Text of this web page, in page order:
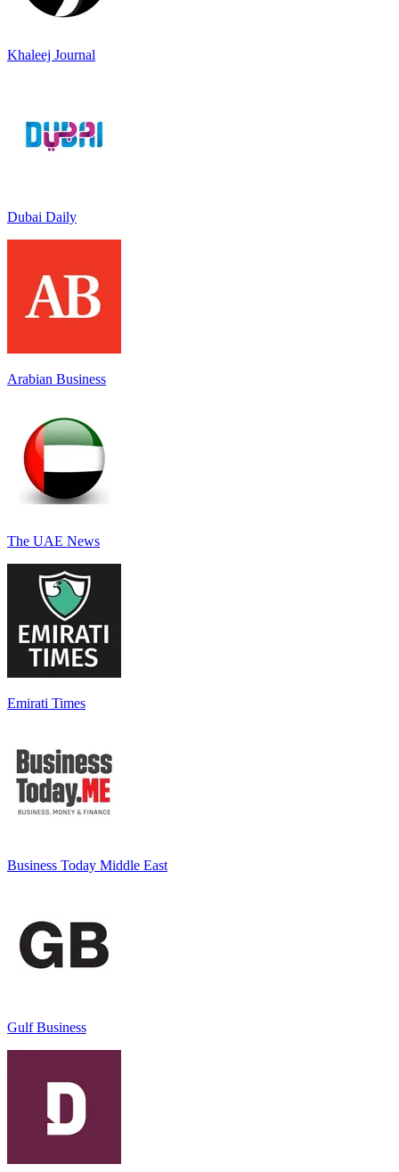
Khaleej Journal
Dubai Daily
Arabian Business
The UAE News
Emirati Times
Business Today Middle East
Gulf Business